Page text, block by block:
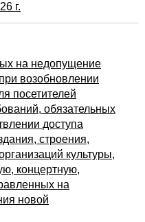
г.
на недопущение
возобновлении
посетителей
обязательных
доступа
строения,
культуры,
концертную,
на
новой